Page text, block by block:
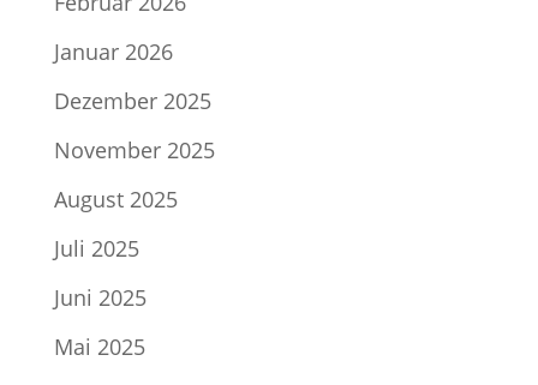
Januar 2026
Dezember 2025
November 2025
August 2025
Juli 2025
Juni 2025
Mai 2025